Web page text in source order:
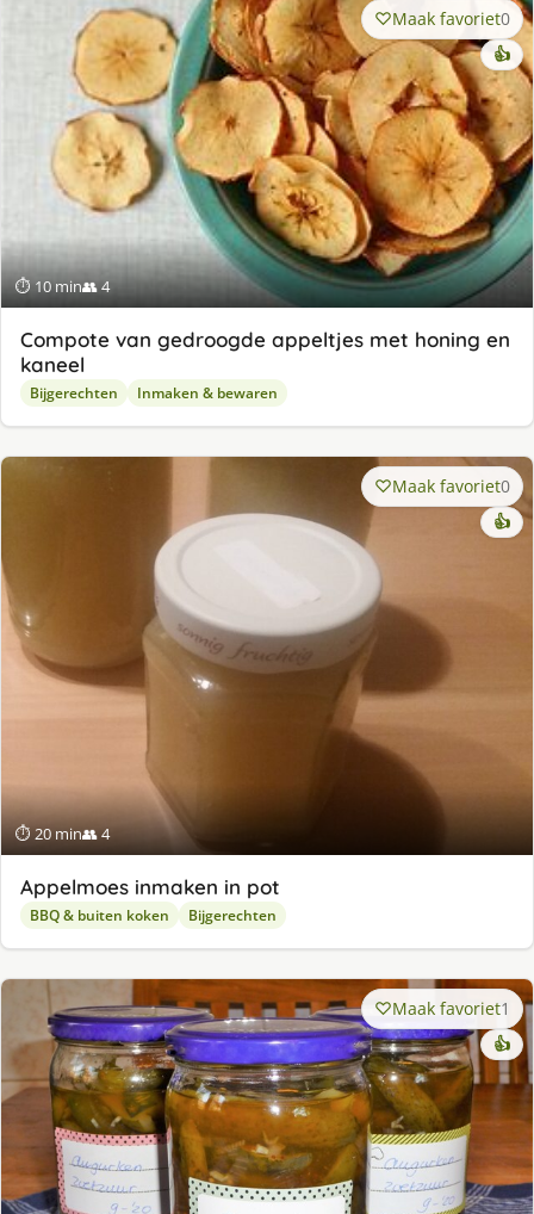
⏱ 10 min👥 4
Maak favoriet0
👍
Compote van gedroogde appeltjes met honing en
kaneel
Bijgerechten Inmaken & bewaren
⏱ 20 min👥 4
Maak favoriet0
👍
Appelmoes inmaken in pot
BBQ & buiten koken Bijgerechten
Maak favoriet1
👍